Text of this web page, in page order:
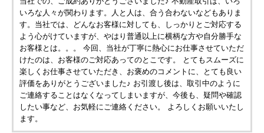
いろな人々が関わります。人と人は、合う合わないなどもありま
す。当社では、どんなお客様に対しても、しっかりとご対応する
よう心がけていますが、やはり普通以上に横柄な方や自分勝手な
お客様とは。。。 今回、当社が丁寧に熱心にお仕事させていただ
けたのは、お客様のご対応あってのとこです。 とてもスムーズに
楽しくお仕事させていただき、お褒めのコメントに、とても良い
評価をありがとうございました♪ お引渡し後は、取引中のように
ご連絡することはなくなってしまいますが、今後も、疑問や確認
したい事など、お気軽にご連絡ください。 よろしくお願いいたし
ます。